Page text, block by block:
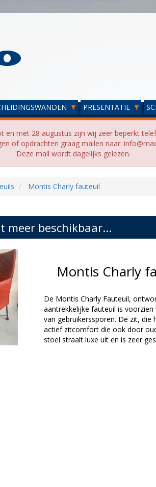
PRESENTATIE
en met 28 augustus zijn wij zeer beperkt
of opdrachten graag mailen naar:
Deze mail wordt dagelijks gelezen.
Montis Charly fauteuil
meer beschikbaar...
Montis Charly
De Montis Charly Fauteuil,
aantrekkelijke fauteuil is
van gebruikerssporen. De zit, die
actief zitcomfort die ook door
stoel straalt luxe uit en is zeer